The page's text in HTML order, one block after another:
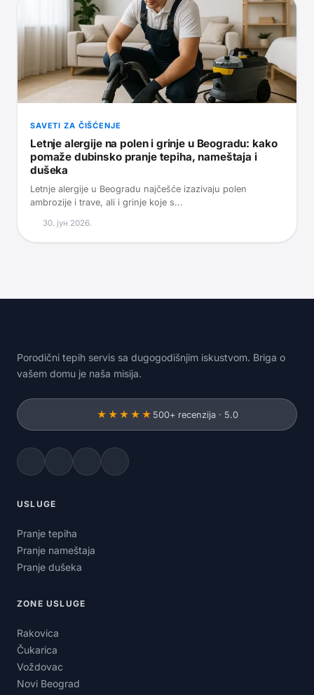
SAVETI ZA ČIŠĆENJE
Letnje alergije na polen i grinje u Beogradu: kako
pomaže dubinsko pranje tepiha, nameštaja i
dušeka
Letnje alergije u Beogradu najčešće izazivaju polen
ambrozije i trave, ali i grinje koje s...
30. јун 2026.
Porodični tepih servis sa dugogodišnjim iskustvom. Briga o
vašem domu je naša misija.
★★★★★ 500+ recenzija · 5.0
USLUGE
Pranje tepiha
Pranje nameštaja
Pranje dušeka
ZONE USLUGE
Rakovica
Čukarica
Voždovac
Novi Beograd